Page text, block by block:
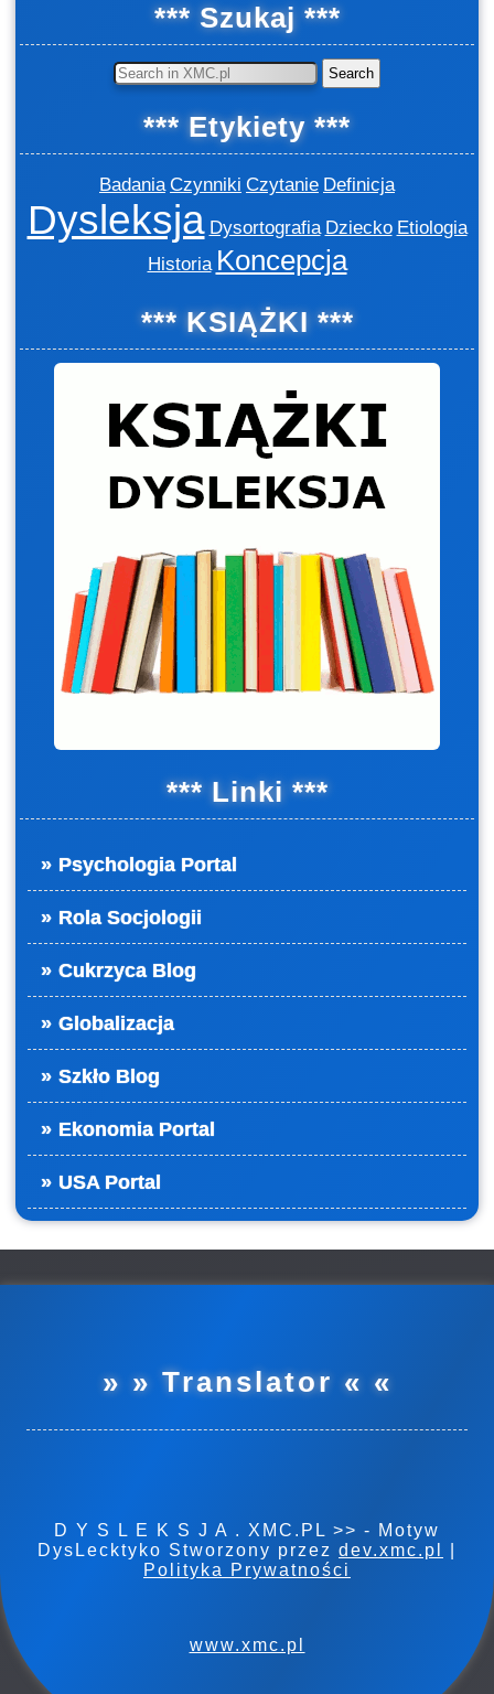
*** Szukaj ***
Search
*** Etykiety ***
Badania Czynniki Czytanie Definicja
Dysleksja Dysortografia Dziecko Etiologia
Historia Koncepcja
*** KSIĄŻKI ***
*** Linki ***
Psychologia Portal
Rola Socjologii
Cukrzyca Blog
Globalizacja
Szkło Blog
Ekonomia Portal
USA Portal
» » Translator « «
D Y S L E K S J A . XMC.PL >> - Motyw
DysLecktyko Stworzony przez dev.xmc.pl
Polityka Prywatności
www.xmc.pl